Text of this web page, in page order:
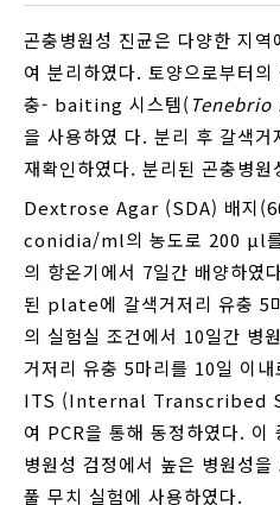
곤충병원성 진균은 다양한 지
여 분리하였다. 토양으로부터
충- baiting 시스템(
을 사용하였 다. 분리 후 갈색거
재확인하였다. 분리된 곤충병
Dextrose Agar (SDA) 배지
conidia/ml의 농도로 200 μl
의 항온기에서 7일간 배양하였
된 plate에 갈색거저리 유충
의 실험실 조건에서 10일간 병
거저리 유충 5마리를 10일 이
ITS (Internal Transcribed
여 PCR을 통해 동정하였다. 이
병원성 검정에서 높은 병원성
풀 무치 실험에 사용하였다.